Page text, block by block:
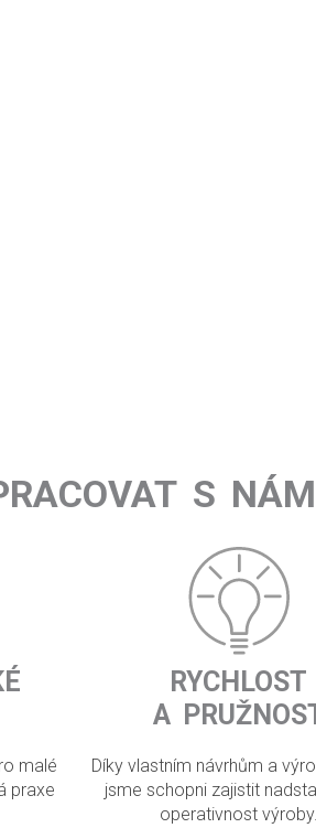
S
malé
praxe
RYCHLOST
A
Díky vlastním návrhům a
jsme schopni zajistit
operativnost výroby.